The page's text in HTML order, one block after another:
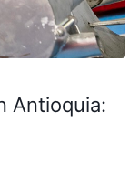
Antioquia: